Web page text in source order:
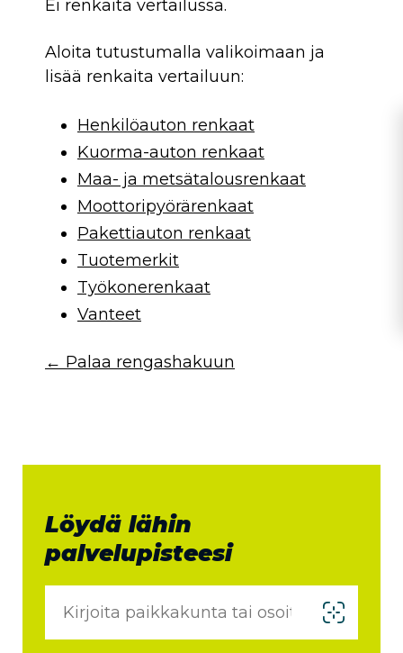
Ei renkaita vertailussa.
Aloita tutustumalla valikoimaan ja
lisää renkaita vertailuun:
Henkilöauton renkaat
Kuorma-auton renkaat
Maa- ja metsätalousrenkaat
Moottoripyörärenkaat
Pakettiauton renkaat
Tuotemerkit
Työkonerenkaat
Vanteet
← Palaa rengashakuun
Löydä lähin
palvelupisteesi